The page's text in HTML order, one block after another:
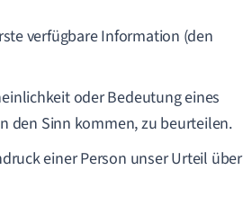
verfügbare Information (den
oder Bedeutung eines
den Sinn kommen, zu beurteilen.
einer Person unser Urteil über